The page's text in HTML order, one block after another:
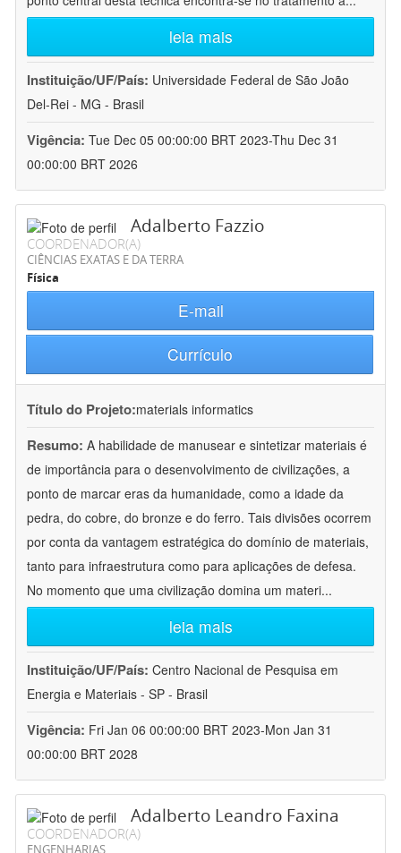
leia mais
Instituição/UF/País: Universidade Federal de São João
Del-Rei - MG - Brasil
Vigência: Tue Dec 05 00:00:00 BRT 2023-Thu Dec 31
00:00:00 BRT 2026
Adalberto Fazzio
COORDENADOR(A)
CIÊNCIAS EXATAS E DA TERRA
Física
E-mail
Currículo
Título do Projeto:materials informatics
Resumo: A habilidade de manusear e sintetizar materiais é
de importância para o desenvolvimento de civilizações, a
ponto de marcar eras da humanidade, como a idade da
pedra, do cobre, do bronze e do ferro. Tais divisões ocorrem
por conta da vantagem estratégica do domínio de materiais,
tanto para infraestrutura como para aplicações de defesa.
No momento que uma civilização domina um materi...
leia mais
Instituição/UF/País: Centro Nacional de Pesquisa em
Energia e Materiais - SP - Brasil
Vigência: Fri Jan 06 00:00:00 BRT 2023-Mon Jan 31
00:00:00 BRT 2028
Adalberto Leandro Faxina
COORDENADOR(A)
ENGENHARIAS